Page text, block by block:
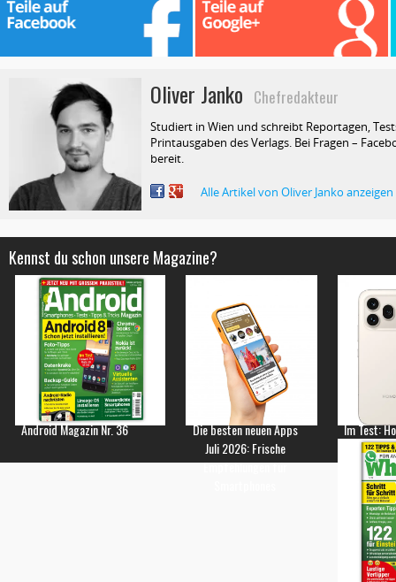
Oliver Janko Chefredakteur
Studiert in Wien und schreibt Reportagen,
Printausgaben des Verlags. Bei Fragen –
bereit.
Alle Artikel von Oliver Janko anzeigen
Kennst du schon unsere Magazine?
Android Magazin Nr. 36
Die besten neuen Apps
Juli 2026: Frische
Empfehlungen für
Im Test: